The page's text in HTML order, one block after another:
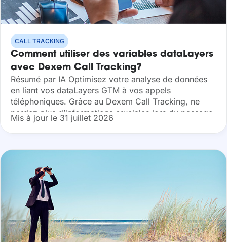
CALL TRACKING
Comment utiliser des variables dataLayers
avec Dexem Call Tracking?
Résumé par IA Optimisez votre analyse de données
en liant vos dataLayers GTM à vos appels
téléphoniques. Grâce au Dexem Call Tracking, ne
perdez plus d’informations cruciales lors du passage
du web au téléphone. Synchronisez
automatiquement...
Mis à jour le 31 juillet 2026